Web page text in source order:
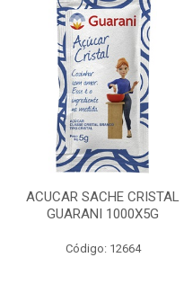
ACUCAR SACHE CRISTAL
GUARANI 1000X5G
Código: 12664